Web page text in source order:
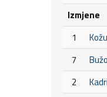
Izmjene
1
7
2